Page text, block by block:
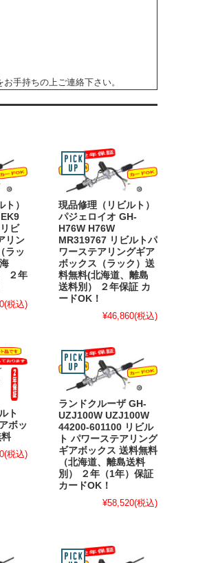
お手持ちの上ご連絡下さい。
）
ビ
リン
ラッ
２年
(税込)
現品修理（リビルト）
パジェロイオ GH-
H76W H76W
MR319767 リビルトパ
ワーステアリングギア
ボックス（ラック）送
料無料(北海道、離島
送料別） ２年保証 カ
ードOK！
¥46,860(税込)
ト
ボッ
(税込)
ランドクルーザ GH-
UZJ100W UZJ100W
44200-601100 リビル
ト パワーステアリング
ギアボックス 送料無料
（北海道、離島送料
別） ２年（1年）保証
カードOK！
¥58,520(税込)